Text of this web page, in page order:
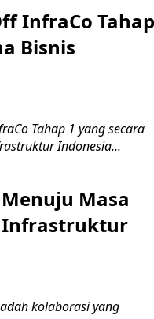
InfraCo Tahap
Bisnis
Tahap 1 yang secara
Indonesia...
Masa
Infrastruktur
kolaborasi yang